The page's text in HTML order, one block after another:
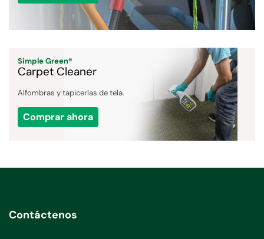
Simple Green®
Carpet Cleaner
Alfombras y tapicerías de tela.
Comprar ahora
Contáctenos